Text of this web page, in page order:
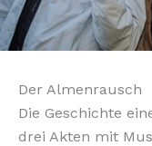
Der Almenrausch
Die Geschichte
drei Akten mit